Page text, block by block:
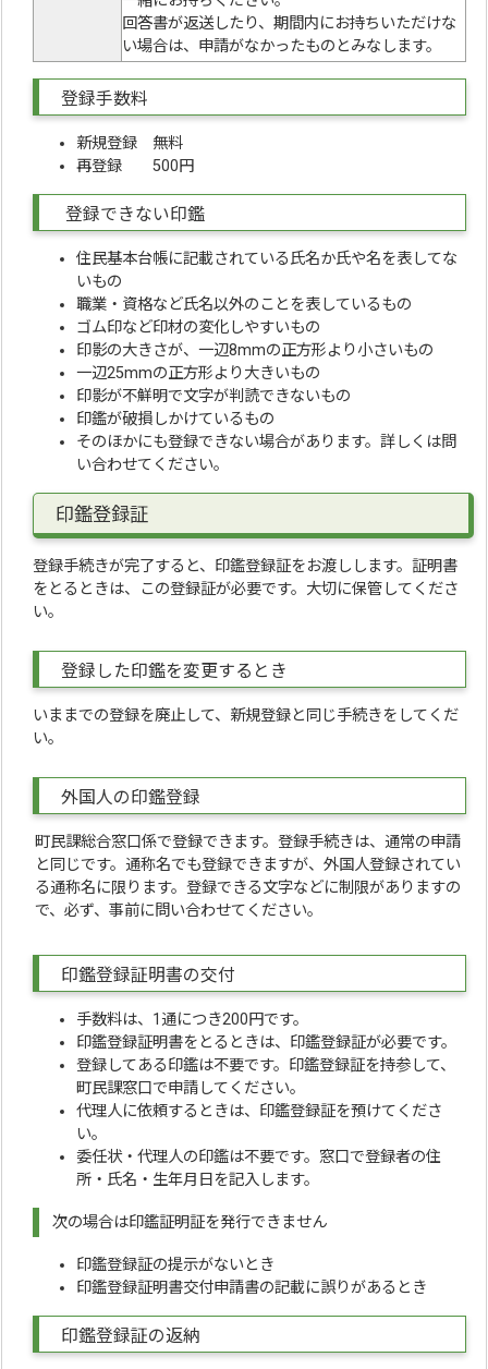
回答書が返送したり、期間内にお持ちいただけな
い場合は、申請がなかったものとみなします。
登録手数料
新規登録 無料
再登録 500円
登録できない印鑑
住民基本台帳に記載されている氏名か氏や名を表してな
いもの
職業・資格など氏名以外のことを表しているもの
ゴム印など印材の変化しやすいもの
印影の大きさが、一辺8mmの正方形より小さいもの
一辺25mmの正方形より大きいもの
印影が不鮮明で文字が判読できないもの
印鑑が破損しかけているもの
そのほかにも登録できない場合があります。詳しくは問
い合わせてください。
印鑑登録証
登録手続きが完了すると、印鑑登録証をお渡しします。証明書
をとるときは、この登録証が必要です。大切に保管してくださ
い。
登録した印鑑を変更するとき
いままでの登録を廃止して、新規登録と同じ手続きをしてくだ
い。
外国人の印鑑登録
町民課総合窓口係で登録できます。登録手続きは、通常の申請
と同じです。通称名でも登録できますが、外国人登録されてい
る通称名に限ります。登録できる文字などに制限がありますの
で、必ず、事前に問い合わせてください。
印鑑登録証明書の交付
手数料は、1通につき200円です。
印鑑登録証明書をとるときは、印鑑登録証が必要です。
登録してある印鑑は不要です。印鑑登録証を持参して、
町民課窓口で申請してください。
代理人に依頼するときは、印鑑登録証を預けてくださ
い。
委任状・代理人の印鑑は不要です。窓口で登録者の住
所・氏名・生年月日を記入します。
次の場合は印鑑証明証を発行できません
印鑑登録証の提示がないとき
印鑑登録証明書交付申請書の記載に誤りがあるとき
印鑑登録証の返納